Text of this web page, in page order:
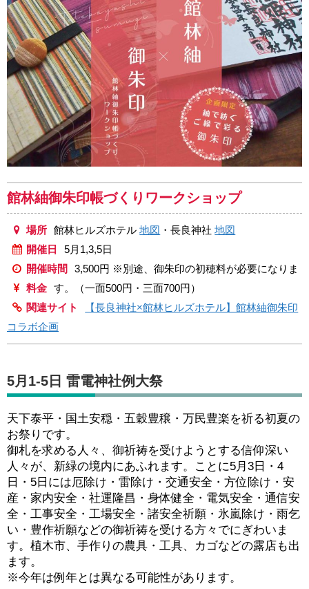
館林紬御朱印帳づくりワークショップ
場所 館林ヒルズホテル地図 ・長良神社地図
開催日
開催時間
5月1,3,5日
料金
3,500円 ※別途、御朱印の初穂料が必要になりま
す。（一面500円・三面700円）
関連サイト
【長良神社×館林ヒルズホテル】館林紬御朱印
コラボ企画
5月1-5日 雷電神社例大祭
天下泰平・国土安穏・五穀豊穣・万民豊楽を祈る初夏の
お祭りです。
御札を求める人々、御祈祷を受けようとする信仰深い
人々が、新緑の境内にあふれます。ことに5月3日・4
日・5日には厄除け・雷除け・交通安全・方位除け・安
産・家内安全・社運隆昌・身体健全・電気安全・通信安
全・工事安全・工場安全・諸安全祈願・氷嵐除け・雨乞
い・豊作祈願などの御祈祷を受ける方々でにぎわいま
す。植木市、手作りの農具・工具、カゴなどの露店も出
ます。
※今年は例年とは異なる可能性があります。